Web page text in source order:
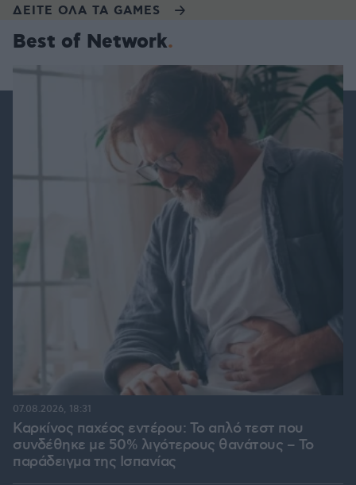
ΔΕΙΤΕ ΟΛΑ ΤΑ GAMES
Best of Network
Καρκίνος παχέος εντέρου: Το απλό τεστ που
συνδέθηκε με 50% λιγότερους θανάτους – Το
παράδειγμα της Ισπανίας
07.08.2026, 18:31